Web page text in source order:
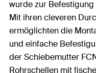
wurde zur
Mit ihren cleveren
ermöglichten die
und einfache
der Schiebemutter
Rohrschellen mit